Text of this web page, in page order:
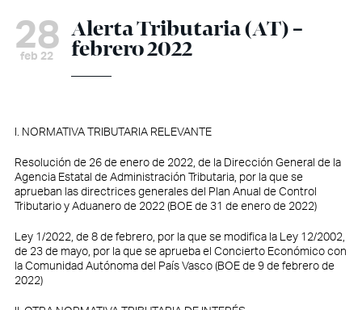
28
feb 22
Alerta Tributaria (AT) –
febrero 2022
I. NORMATIVA TRIBUTARIA RELEVANTE
Resolución de 26 de enero de 2022, de la Dirección General de la
Agencia Estatal de Administración Tributaria, por la que se
aprueban las directrices generales del Plan Anual de Control
Tributario y Aduanero de 2022 (BOE de 31 de enero de 2022)
Ley 1/2022, de 8 de febrero, por la que se modifica la Ley 12/2002,
de 23 de mayo, por la que se aprueba el Concierto Económico con
la Comunidad Autónoma del País Vasco (BOE de 9 de febrero de
2022)